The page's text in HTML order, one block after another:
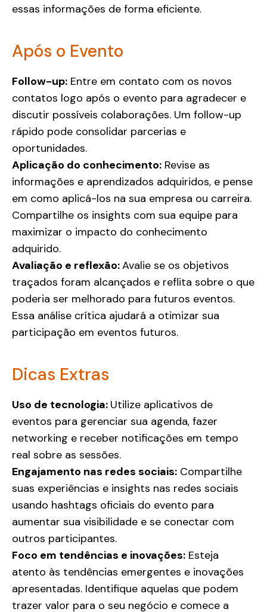
essas informações de forma eficiente.
Após o Evento
Follow-up: Entre em contato com os novos
contatos logo após o evento para agradecer e
discutir possíveis colaborações. Um follow-up
rápido pode consolidar parcerias e
oportunidades.
Aplicação do conhecimento: Revise as
informações e aprendizados adquiridos, e pense
em como aplicá-los na sua empresa ou carreira.
Compartilhe os insights com sua equipe para
maximizar o impacto do conhecimento
adquirido.
Avaliação e reflexão:Avalie se os objetivos
traçados foram alcançados e reflita sobre o que
poderia ser melhorado para futuros eventos.
Essa análise crítica ajudará a otimizar sua
participação em eventos futuros.
Dicas Extras
Uso de tecnologia: Utilize aplicativos de
eventos para gerenciar sua agenda, fazer
networking e receber notificações em tempo
real sobre as sessões.
Engajamento nas redes sociais: Compartilhe
suas experiências e insights nas redes sociais
usando hashtags oficiais do evento para
aumentar sua visibilidade e se conectar com
outros participantes.
Foco em tendências e inovações: Esteja
atento às tendências emergentes e inovações
apresentadas. Identifique aquelas que podem
trazer valor para o seu negócio e comece a